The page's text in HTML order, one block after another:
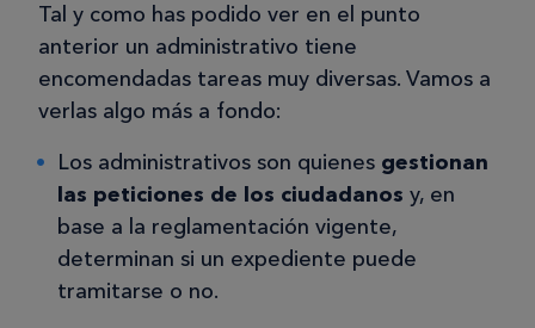
Tal y como has podido ver en el punto
anterior un administrativo tiene
encomendadas tareas muy diversas. Vamos a
verlas algo más a fondo:
Los administrativos son quienes gestionan
las peticiones de los ciudadanos y, en
base a la reglamentación vigente,
determinan si un expediente puede
tramitarse o no.